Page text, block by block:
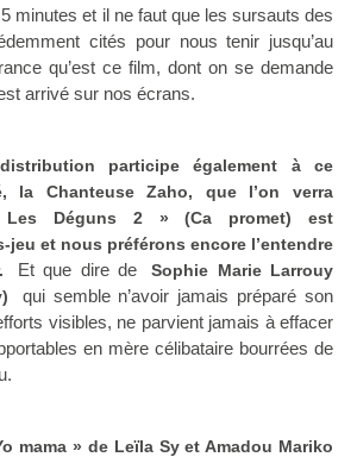
minutes et il ne faut que les sursauts des
cités pour nous tenir jusqu’au
qu’est ce film, dont on se demande
arrivé sur nos écrans.
participe également à ce
la Chanteuse Zaho, que l’on verra
Déguns 2 » (Ca promet) est
jeu et nous préférons encore l’entendre
Et que dire de
Sophie Marie Larrouy
qui semble n’avoir jamais préparé son
visibles, ne parvient jamais à effacer
en mère célibataire bourrées de
mama » de Leïla Sy et Amadou Mariko